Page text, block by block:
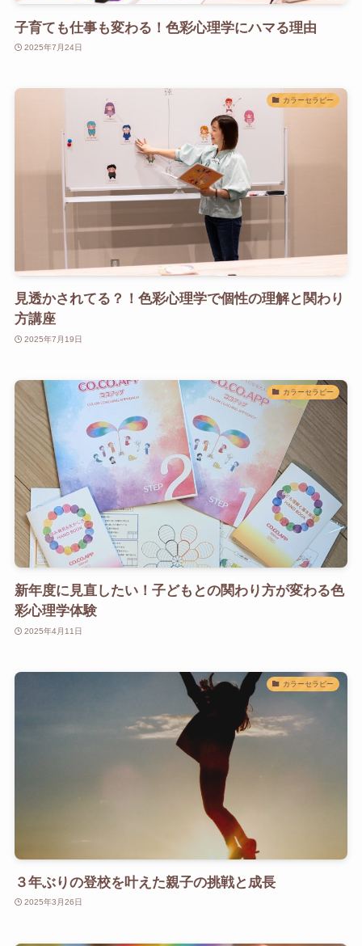
子育ても仕事も変わる！色彩心理学にハマる理由
2025年7月24日
カラーセラピー
見透かされてる？！色彩心理学で個性の理解と関わり
方講座
2025年7月19日
カラーセラピー
新年度に見直したい！子どもとの関わり方が変わる色
彩心理学体験
2025年4月11日
カラーセラピー
３年ぶりの登校を叶えた親子の挑戦と成長
2025年3月26日